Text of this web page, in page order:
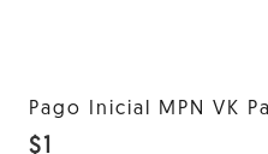
Pago Inicial MPN VK
$ 1